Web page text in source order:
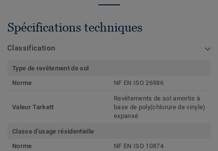
Spécifications techniques
Classification
Type de revêtement de sol
Norme
NF EN ISO 26986
Valeur Tarkett
Revêtements de sol amortis à
base de poly(chlorure de vinyle)
expansé
Classe d'usage résidentielle
Norme
NF EN ISO 10874